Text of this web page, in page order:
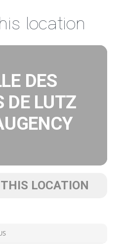
location
DES
DE LUTZ
LOCATION